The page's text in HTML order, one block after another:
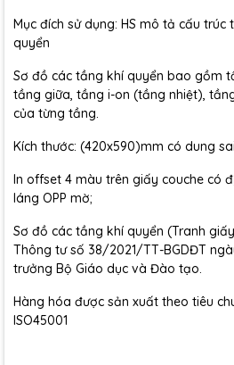
Mục đích sử dụng: HS mô tả cấu trúc
quyển
Sơ đồ các tầng khí quyển bao gồm
tầng giữa, tầng i-on (tầng nhiệt),
của từng tầng.
Kích thước: (420x590)mm có dung
In offset 4 màu trên giấy couche có
láng OPP mờ;
Sơ đồ các tầng khí quyển (Tranh
Thông tư số 38/2021/TT-BGDĐT
trưởng Bộ Giáo dục và Đào tạo.
Hàng hóa được sản xuất theo tiêu
ISO45001